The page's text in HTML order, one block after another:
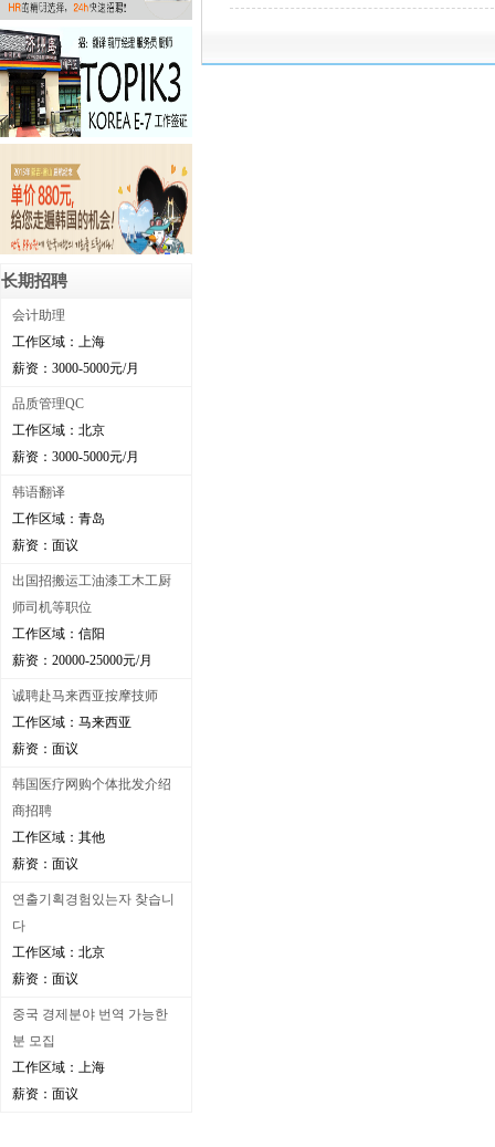
长期招聘
会计助理
工作区域：上海
薪资：3000-5000元/月
品质管理QC
工作区域：北京
薪资：3000-5000元/月
韩语翻译
工作区域：青岛
薪资：面议
出国招搬运工油漆工木工厨
师司机等职位
工作区域：信阳
薪资：20000-25000元/月
诚聘赴马来西亚按摩技师
工作区域：马来西亚
薪资：面议
韩国医疗网购个体批发介绍
商招聘
工作区域：其他
薪资：面议
연출기획경험있는자 찾습니
다
工作区域：北京
薪资：面议
중국 경제분야 번역 가능한
분 모집
工作区域：上海
薪资：面议